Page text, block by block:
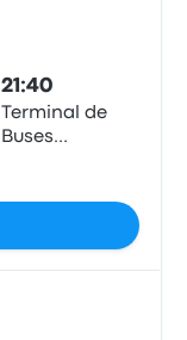
21:40
Terminal de
Buses